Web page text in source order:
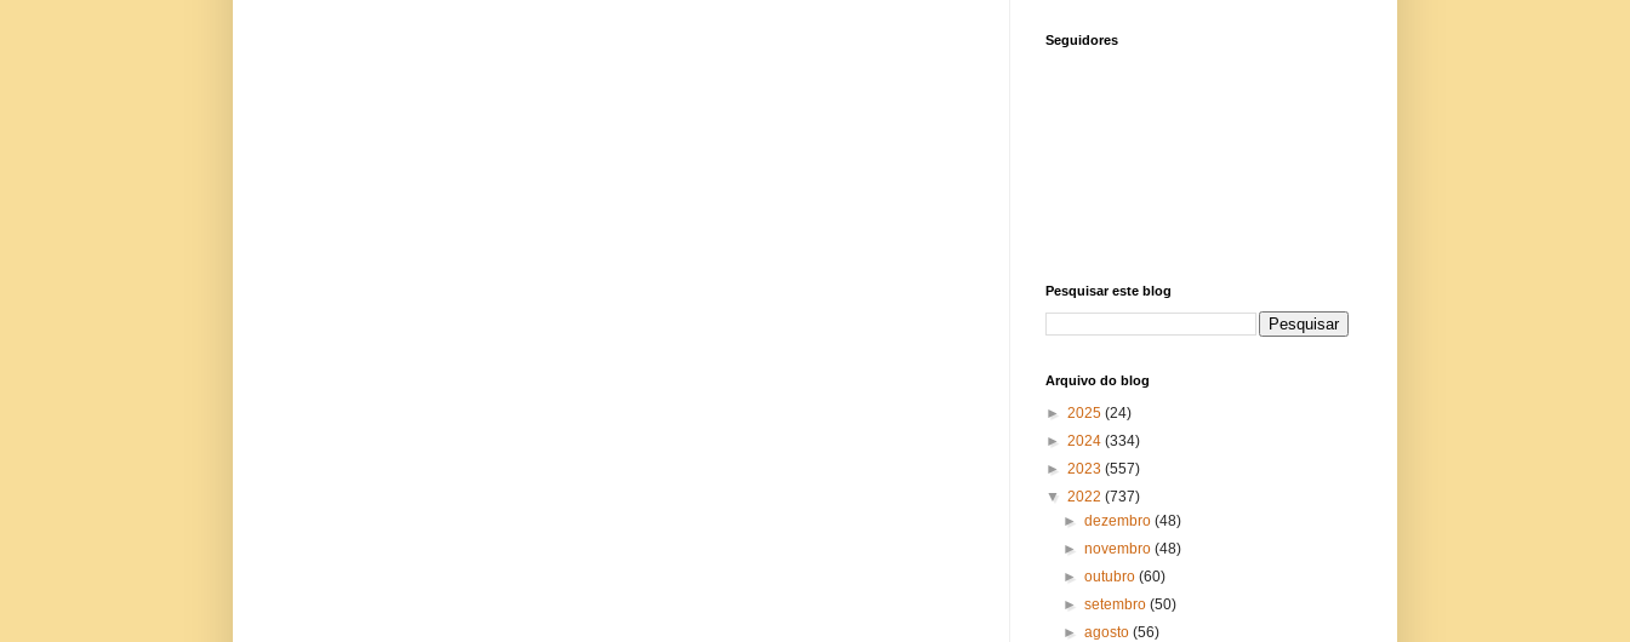
Seguidores
Pesquisar este blog
Arquivo do blog
► 2025 (24)
► 2024 (334)
► 2023 (557)
▼ 2022 (737)
►dezembro(48)
►novembro(48)
►outubro(60)
►setembro(50)
►agosto(56)